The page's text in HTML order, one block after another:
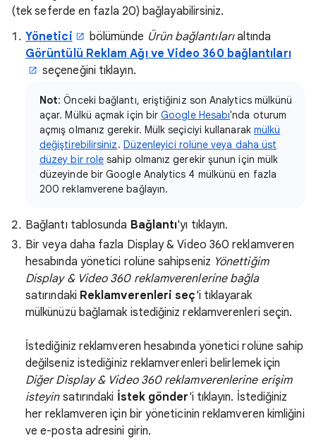
(tek seferde en fazla 20) bağlayabilirsiniz.
Yönetici
bölümünde Ürün bağlantılarıaltında
Görüntülü Reklam Ağı ve Video 360 bağlantıları
seçeneğini tıklayın.
Not: Önceki bağlantı, eriştiğiniz son Analytics mülkünü
açar. Mülkü açmak için birGoogle Hesabı'nda oturum
açmış olmanız gerekir. Mülk seçiciyi kullanarak mülkü
değiştirebilirsiniz. Düzenleyici rolüne veya daha üst
düzey bir role sahip olmanız gerekir şunun için mülk
düzeyinde bir Google Analytics 4 mülkünü en fazla
200 reklamverene bağlayın.
Bağlantı tablosunda Bağlantı'yı tıklayın.
Bir veya daha fazla Display & Video 360 reklamveren
hesabında yönetici rolüne sahipseniz Yönettiğim
Display & Video 360 reklamverenlerine bağla
satırındaki Reklamverenleri seç'i tıklayarak
mülkünüzü bağlamak istediğiniz reklamverenleri seçin.
İstediğiniz reklamveren hesabında yönetici rolüne sahip
değilseniz istediğiniz reklamverenleri belirlemek için
Diğer Display & Video 360 reklamverenlerine erişim
isteyinsatırındaki İstek gönder'i tıklayın. İstediğiniz
her reklamveren için bir yöneticinin reklamveren kimliğini
ve e-posta adresini girin.